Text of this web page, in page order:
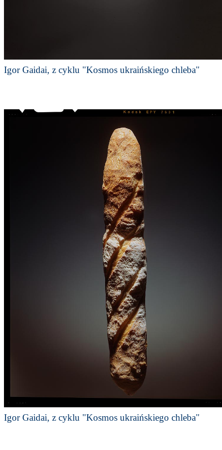
Igor Gaidai, z cyklu "Kosmos ukraińskiego chleba"
Igor Gaidai, z cyklu "Kosmos ukraińskiego chleba"